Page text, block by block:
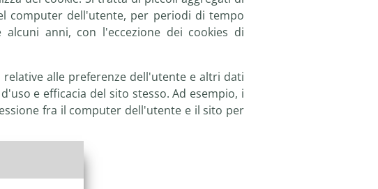
computer dell'utente, per periodi di tempo
anni, con l'eccezione dei cookies di
alle preferenze dell'utente e altri dati
e efficacia del sito stesso. Ad esempio, i
fra il computer dell'utente e il sito per